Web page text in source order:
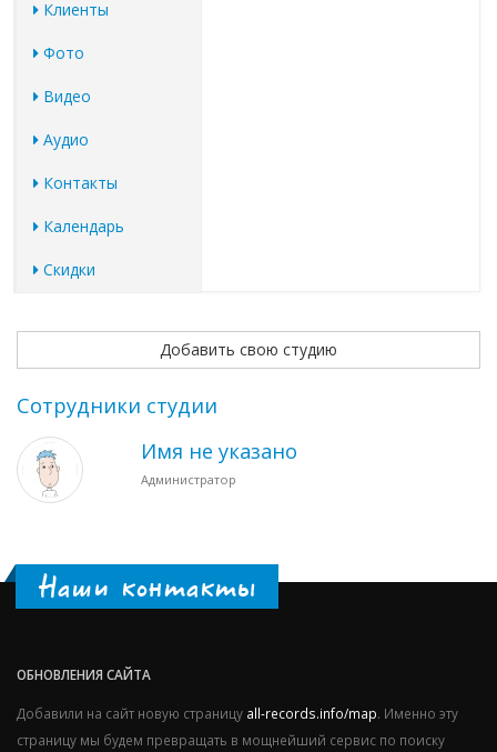
Клиенты
Фото
Видео
Аудио
Контакты
Календарь
Скидки
Добавить свою студию
Сотрудники студии
Имя не указано
Администратор
Наши контакты
ОБНОВЛЕНИЯ САЙТА
Добавили на сайт новую страницу all-records.info/map. Именно эту
страницу мы будем превращать в мощнейший сервис по поиску